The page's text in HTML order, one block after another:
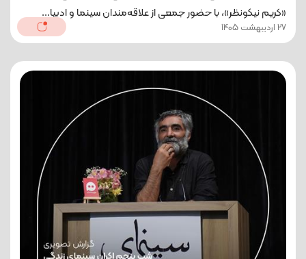
«کریم نیکونظر»، با حضور جمعی از علاقه‌مندان سینما و ادبیا...
27 اردیبهشت 1405